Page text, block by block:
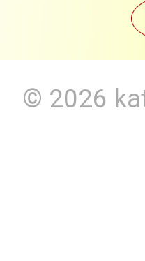
© 2026